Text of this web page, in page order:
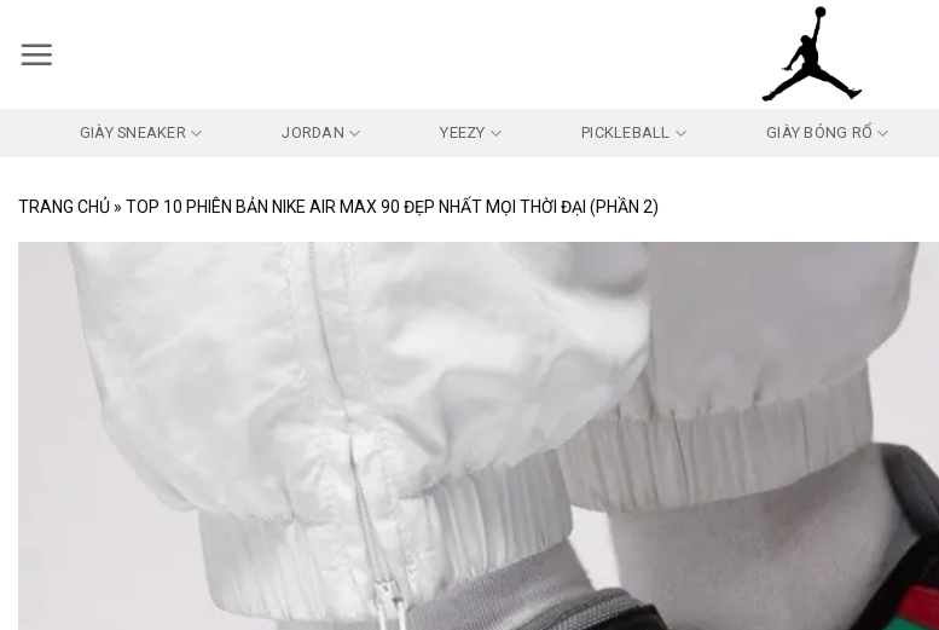
qua
GIÀY SNEAKER JORDAN YEEZY PICKLEBALL GIÀY BÓNG RỔ
TRANG CHỦ » TOP 10 PHIÊN BẢN NIKE AIR MAX 90 ĐẸP NHẤT MỌI THỜI ĐẠI (PHẦN 2)